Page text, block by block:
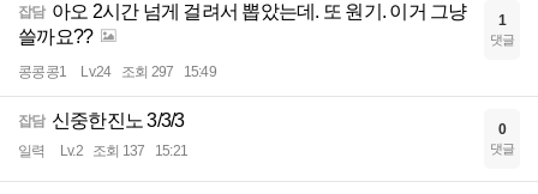
잡담 아오 2시간 넘게 걸려서 뽑았는데. 또 원기. 이거 그냥
쓸까요??
콩콩콩1 Lv.24 조회 297 15:49
1
댓글
잡담 신중한진노 3/3/3
일력 Lv.2 조회 137 15:21
0
댓글